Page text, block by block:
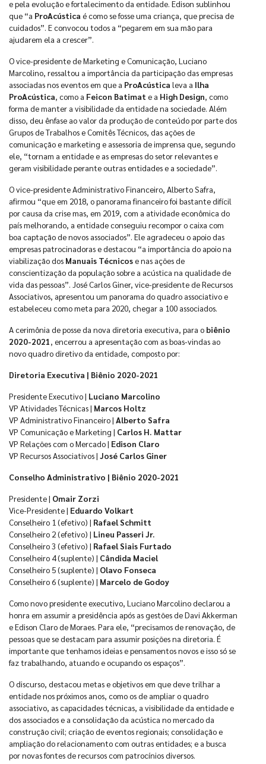
e pela evolução e fortalecimento da entidade. Edison sublinhou
que “a ProAcústica é como se fosse uma criança, que precisa de
cuidados”. E convocou todos a “pegarem em sua mão para
ajudarem ela a crescer”.
O vice-presidente de Marketing e Comunicação, Luciano
Marcolino, ressaltou a importância da participação das empresas
associadas nos eventos em que a ProAcústica leva a Ilha
ProAcústica, como a Feicon Batimat e a High Design, como
forma de manter a visibilidade da entidade na sociedade. Além
disso, deu ênfase ao valor da produção de conteúdo por parte dos
Grupos de Trabalhos e Comitês Técnicos, das ações de
comunicação e marketing e assessoria de imprensa que, segundo
ele, “tornam a entidade e as empresas do setor relevantes e
geram visibilidade perante outras entidades e a sociedade”.
O vice-presidente Administrativo Financeiro, Alberto Safra,
afirmou “que em 2018, o panorama financeiro foi bastante difícil
por causa da crise mas, em 2019, com a atividade econômica do
país melhorando, a entidade conseguiu recompor o caixa com
boa captação de novos associados”. Ele agradeceu o apoio das
empresas patrocinadoras e destacou “a importância do apoio na
viabilização dos Manuais Técnicose nas ações de
conscientização da população sobre a acústica na qualidade de
vida das pessoas”. José Carlos Giner, vice-presidente de Recursos
Associativos, apresentou um panorama do quadro associativo e
estabeleceu como meta para 2020, chegar a 100 associados.
A cerimônia de posse da nova diretoria executiva, para o biênio
2020-2021, encerrou a apresentação com as boas-vindas ao
novo quadro diretivo da entidade, composto por:
Diretoria Executiva | Biênio 2020-2021
Presidente Executivo | Luciano Marcolino
VP Atividades Técnicas | Marcos Holtz
VP Administrativo Financeiro | Alberto Safra
VP Comunicação e Marketing | Carlos H. Mattar
VP Relações com o Mercado | Edison Claro
VP Recursos Associativos | José Carlos Giner
Conselho Administrativo | Biênio 2020-2021
Presidente | Omair Zorzi
Vice-Presidente | Eduardo Volkart
Conselheiro 1 (efetivo) | Rafael Schmitt
Conselheiro 2 (efetivo) | Lineu Passeri Jr.
Conselheiro 3 (efetivo) | Rafael Siais Furtado
Conselheiro 4 (suplente) | Cândida Maciel
Conselheiro 5 (suplente) | Olavo Fonseca
Conselheiro 6 (suplente) | Marcelo de Godoy
Como novo presidente executivo, Luciano Marcolino declarou a
honra em assumir a presidência após as gestões de Davi Akkerman
e Edison Claro de Moraes. Para ele, “precisamos de renovação, de
pessoas que se destacam para assumir posições na diretoria. É
importante que tenhamos ideias e pensamentos novos e isso só se
faz trabalhando, atuando e ocupando os espaços”.
O discurso, destacou metas e objetivos em que deve trilhar a
entidade nos próximos anos, como os de ampliar o quadro
associativo, as capacidades técnicas, a visibilidade da entidade e
dos associados e a consolidação da acústica no mercado da
construção civil; criação de eventos regionais; consolidação e
ampliação do relacionamento com outras entidades; e a busca
por novas fontes de recursos com patrocínios diversos.